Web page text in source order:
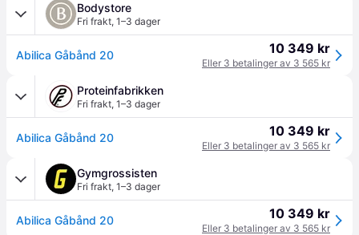
Bodystore
Fri frakt, 1–3 dager
Abilica Gåbånd 20 10 349 kr
Eller 3 betalinger av 3 565 kr
Proteinfabrikken
Fri frakt, 1–3 dager
Abilica Gåbånd 20 10 349 kr
Eller 3 betalinger av 3 565 kr
Gymgrossisten
Fri frakt, 1–3 dager
Abilica Gåbånd 20 10 349 kr
Eller 3 betalinger av 3 565 kr